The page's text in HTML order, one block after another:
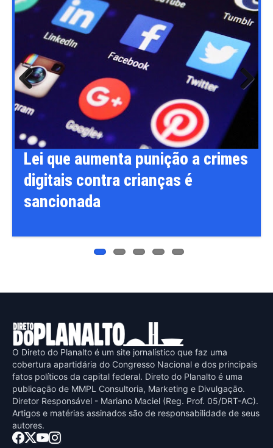
punição a crimes
crianças é
Flávio
Gaspar,
Previ
ous
Next
O Direto do Planalto é um site jornalístico que faz uma
cobertura apartidária do Congresso Nacional e dos principais
fatos políticos da capital federal. Direto do Planalto é uma
publicaçāo de MMPL Consultoria, Marketing e Divulgaçāo.
Diretor Responsável - Mariano Maciel (Reg. Prof. 05/DRT-AC).
Artigos e matérias assinados sāo de responsabilidade de seus
autores.